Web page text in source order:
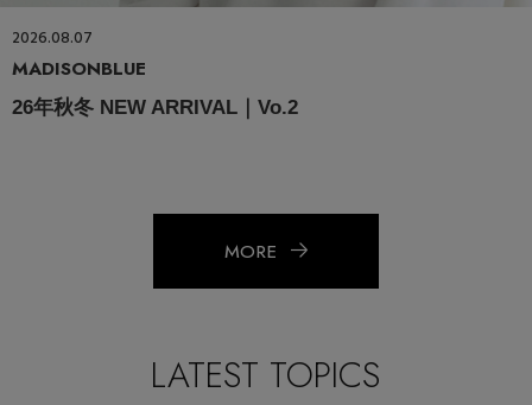
2026.08.07
MADISONBLUE
26年秋冬 NEW ARRIVAL｜Vo.2
MORE
LATEST TOPICS